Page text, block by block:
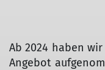
Ab 2024 haben
Angebot